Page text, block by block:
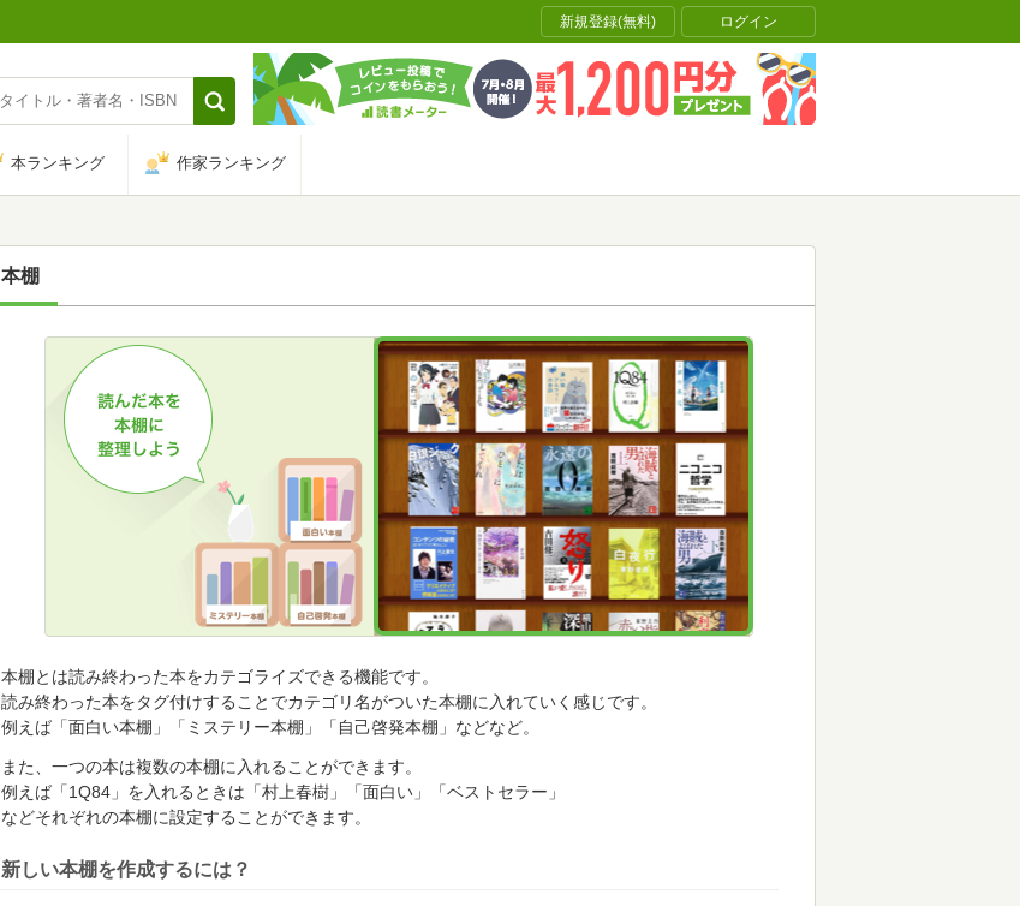
新規登録(無料) ログイン
本ランキング 作家ランキング
本棚
本棚とは読み終わった本をカテゴライズできる機能です。
読み終わった本をタグ付けすることでカテゴリ名がついた本棚に入れていく感じです。
例えば「面白い本棚」「ミステリー本棚」「自己啓発本棚」などなど。
また、一つの本は複数の本棚に入れることができます。
例えば「1Q84」を入れるときは「村上春樹」「面白い」「ベストセラー」
などそれぞれの本棚に設定することができます。
新しい本棚を作成するには？